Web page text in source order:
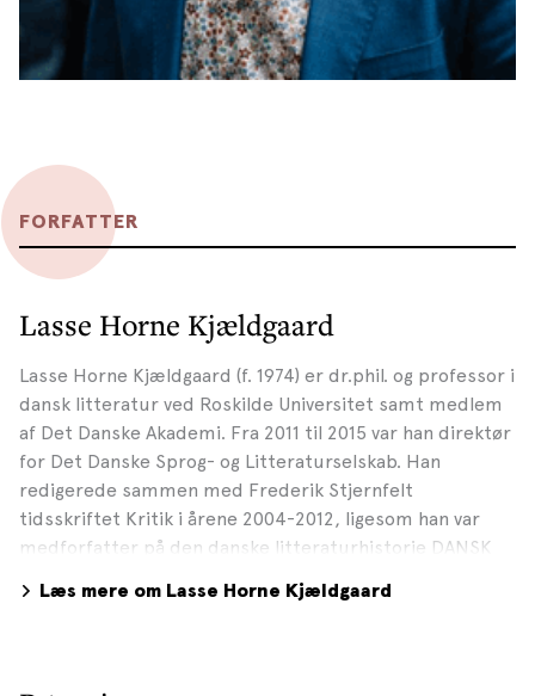
FORFATTER
Lasse Horne Kjældgaard
Lasse Horne Kjældgaard (f. 1974) er dr.phil. og professor i
dansk litteratur ved Roskilde Universitet samt medlem
af Det Danske Akademi. Fra 2011 til 2015 var han direktør
for Det Danske Sprog- og Litteraturselskab. Han
redigerede sammen med Frederik Stjernfelt
tidsskriftet Kritik i årene 2004-2012, ligesom han var
medforfatter på den danske litteraturhistorie DANSK
Kjældgaard har skrevet SJÆLEN EFTER DØDEN.
Thomas Bredsdorff. I slutningen af 2017 er Lasse Horne
Læs mere om Lasse Horne Kjældgaard